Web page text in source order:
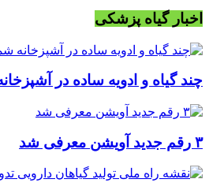
اخبار گیاه پزشکی
چند گیاه و ادویه ساده در
۳ رقم جدید آویشن معرفی شد